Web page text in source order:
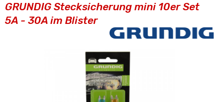
GRUNDIG Stecksicherung mini 10er Set
5A - 30A im Blister